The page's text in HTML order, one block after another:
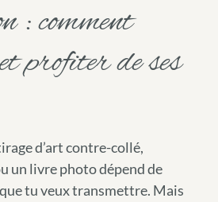
: comment
profiter de ses
d’art contre-collé,
un livre photo dépend de
tu veux transmettre. Mais